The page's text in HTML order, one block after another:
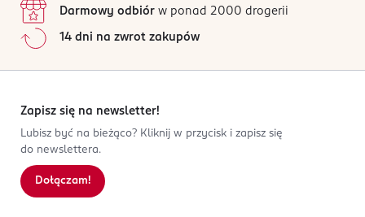
Produkt ten to praktyczny i elegancki dodatek, który
sprawia, że każda chwila pielęgnacji staje się
przyjemnością.
PL-Polska
Kod EAN
4
0%
2
1
0%
Sortowanie wg
Darmowy odbiór w ponad 2000 drogerii
14 dni na zwrot zakupów
Zapisz się na newsletter!
Lubisz być na bieżąco? Kliknij w przycisk i zapisz się
do newslettera.
Dołączam!